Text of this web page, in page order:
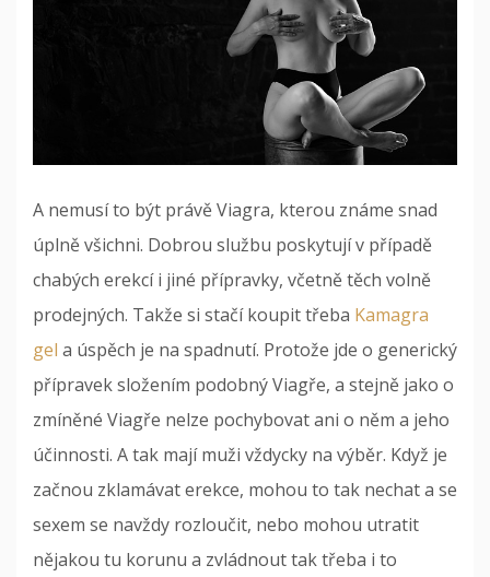
A nemusí to být právě Viagra, kterou známe snad
úplně všichni. Dobrou službu poskytují v případě
chabých erekcí i jiné přípravky, včetně těch volně
prodejných. Takže si stačí koupit třeba Kamagra
gel a úspěch je na spadnutí. Protože jde o generický
přípravek složením podobný Viagře, a stejně jako o
zmíněné Viagře nelze pochybovat ani o něm a jeho
účinnosti. A tak mají muži vždycky na výběr. Když je
začnou zklamávat erekce, mohou to tak nechat a se
sexem se navždy rozloučit, nebo mohou utratit
nějakou tu korunu a zvládnout tak třeba i to